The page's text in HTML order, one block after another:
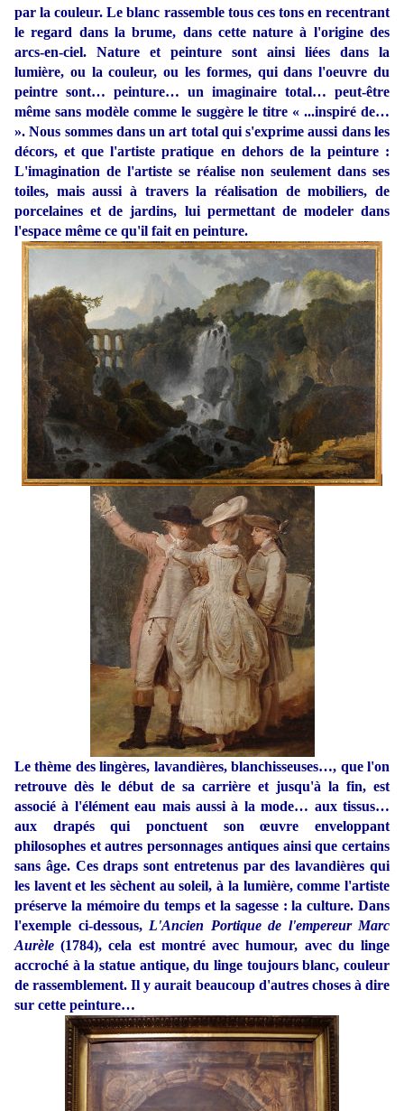
par la couleur. Le blanc rassemble tous ces tons en recentrant
le regard dans la brume, dans cette nature à l'origine des
arcs-en-ciel. Nature et peinture sont ainsi liées dans la
lumière, ou la couleur, ou les formes, qui dans l'oeuvre du
peintre sont… peinture… un imaginaire total… peut-être
même sans modèle comme le suggère le titre « ...inspiré de…
». Nous sommes dans un art total qui s'exprime aussi dans les
décors, et que l'artiste pratique en dehors de la peinture :
L'imagination de l'artiste se réalise non seulement dans ses
toiles, mais aussi à travers la réalisation de mobiliers, de
porcelaines et de jardins, lui permettant de modeler dans
l'espace même ce qu'il fait en peinture.
Le thème des lingères, lavandières, blanchisseuses…, que l'on
retrouve dès le début de sa carrière et jusqu'à la fin, est
associé à l'élément eau mais aussi à la mode… aux tissus…
aux drapés qui ponctuent son œuvre enveloppant
philosophes et autres personnages antiques ainsi que certains
sans âge. Ces draps sont entretenus par des lavandières qui
les lavent et les sèchent au soleil, à la lumière, comme l'artiste
préserve la mémoire du temps et la sagesse : la culture. Dans
l'exemple ci-dessous,L'Ancien Portique de l'empereur Marc
Aurèle (1784), cela est montré avec humour, avec du linge
accroché à la statue antique, du linge toujours blanc, couleur
de rassemblement. Il y aurait beaucoup d'autres choses à dire
sur cette peinture…